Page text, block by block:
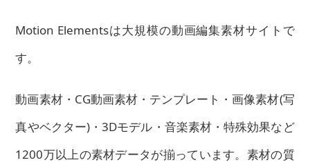
Motion Elementsは大規模の動画編集素材サイトで
す。
動画素材・CG動画素材・テンプレート・画像素材(写
真やベクター)・3Dモデル・音楽素材・特殊効果など
1200万以上の素材データが揃っています。素材の質